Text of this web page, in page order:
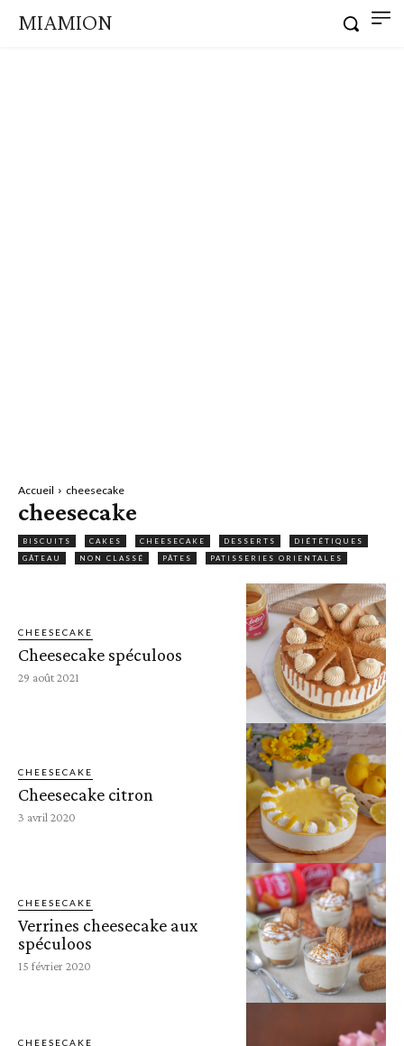
MIAMION
Accueil cheesecake
cheesecake
BISCUITS CAKES CHEESECAKE DESSERTS
DIÉTÉTIQUES
GÂTEAU
NON CLASSÉ PÂTES PATISSERIES ORIENTALES
CHEESECAKE
Cheesecake spéculoos
29 août 2021
CHEESECAKE
Cheesecake citron
3 avril 2020
CHEESECAKE
Verrines cheesecake aux
spéculoos
15 février 2020
CHEESECAKE